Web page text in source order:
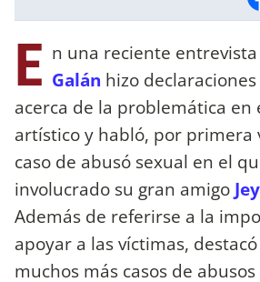
E n una reciente entrevista
Galán hizo
acerca de la problemática en
artístico y habló, por primera
caso de abusó sexual en el
involucrado su gran amigo
Además de referirse a la
apoyar a las víctimas,
muchos más casos de